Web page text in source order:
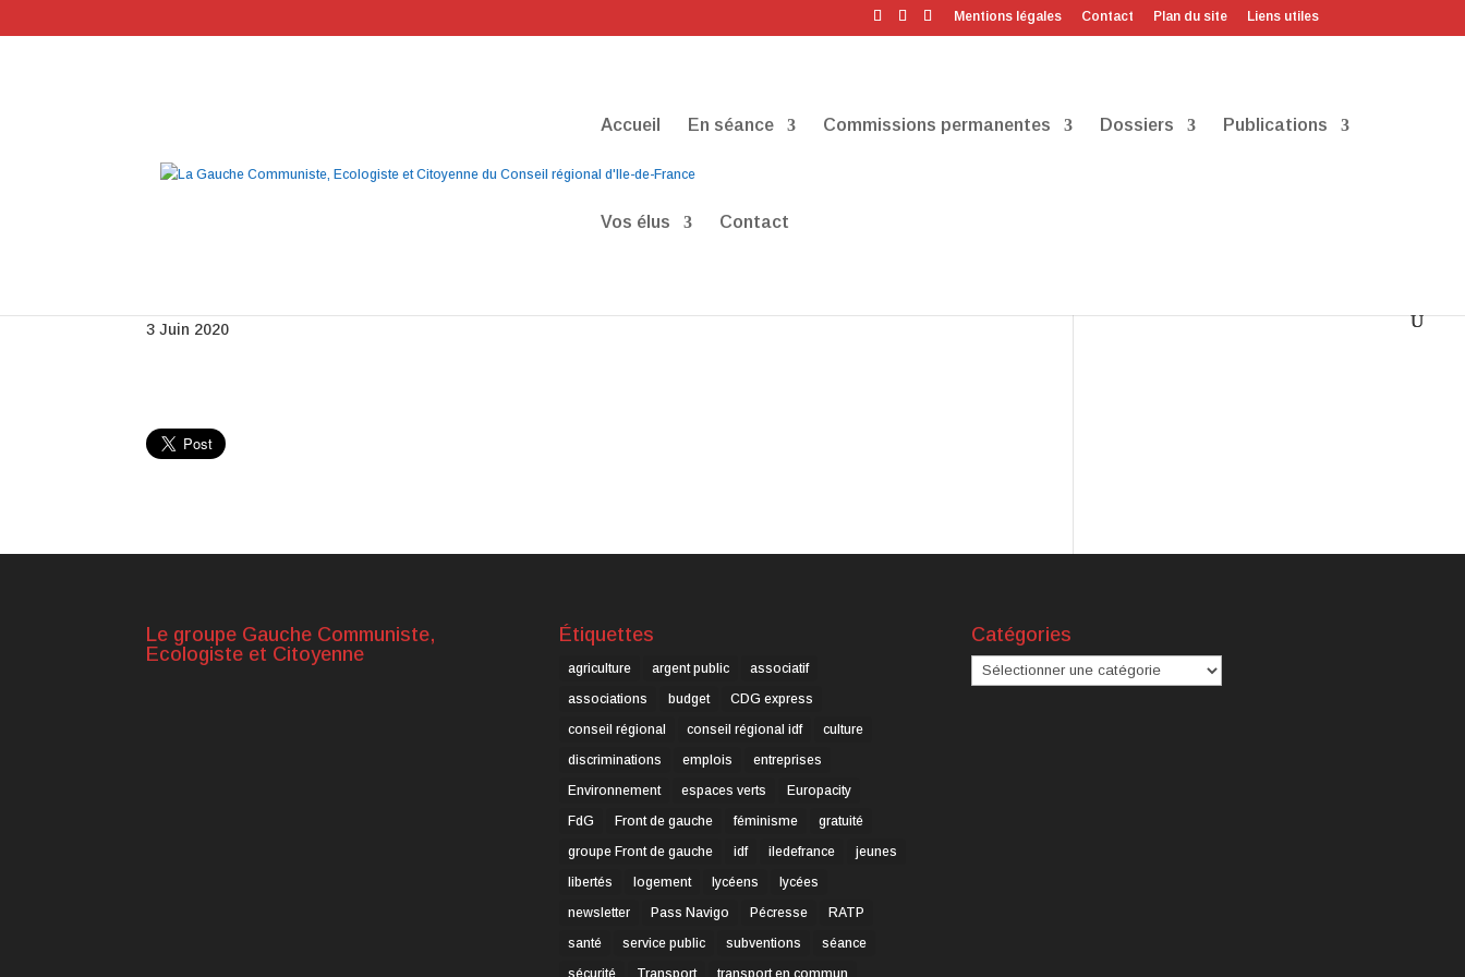
Mentions légales Contact Plan du site Liens utiles
Accueil En séance Commissions permanentes Dossiers Publications
Vos élus Contact
3 Juin 2020
Le groupe Gauche Communiste,
Ecologiste et Citoyenne
Étiquettes
agriculture argent public
associatif
associations
budget
CDG express
conseil régional
conseil régional idf
culture
discriminations
emplois
entreprises
Environnement
espaces verts
Europacity
FdG
Front de gauche féminisme
gratuité
groupe Front de gauche
idf iledefrance
jeunes
libertés
logement lycéens
lycées
newsletter
Pass Navigo Pécresse
RATP
santé
service public subventions
séance
sécurité
Transport transport en commun
Catégories
Catégories